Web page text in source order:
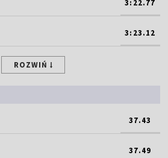
3:22.77
3:23.12
ROZWIŃ
37.43
37.49